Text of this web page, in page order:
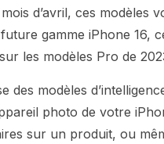
d’avril, ces
gamme iPhone 16,
les modèles Pro de
des modèles
photo de votre
sur un produit, ou